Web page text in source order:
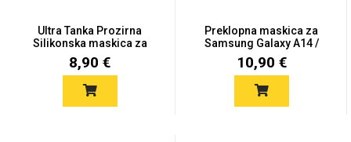
Ultra Tanka Prozirna
Silikonska maskica za
iPh...
8,90 €
Preklopna maskica za
Samsung Galaxy A14 /
A14...
10,90 €